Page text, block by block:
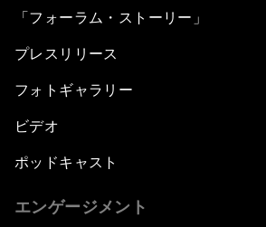
「フォーラム・ストーリー」
プレスリリース
フォトギャラリー
ビデオ
ポッドキャスト
エンゲージメント